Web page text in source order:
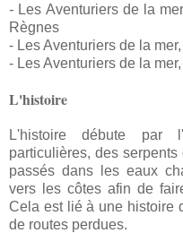
- Les Aventuriers de la
Règnes
- Les Aventuriers de la
- Les Aventuriers de la
L'histoire
L'histoire débute par
particulières, des
passés dans les eaux
vers les côtes afin de
Cela est lié à une histoire
de routes perdues.